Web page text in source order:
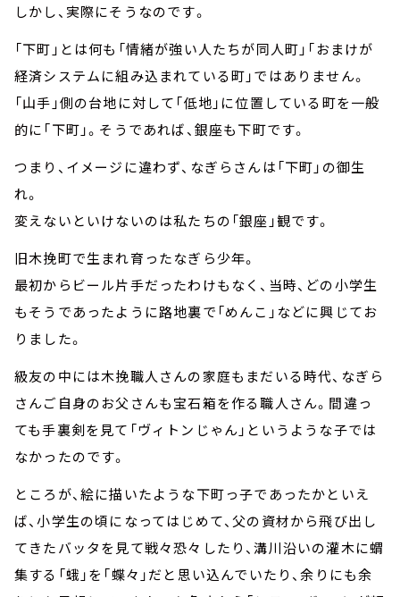
しかし、実際にそうなのです。
「下町」とは何も「情緒が強い人たちが同人町」「おまけが
経済システムに組み込まれている町」ではありません。
「山手」側の台地に対して「低地」に位置している町を一般
的に「下町」。そうであれば、銀座も下町です。
つまり、イメージに違わず、なぎらさんは「下町」の御生
れ。
変えないといけないのは私たちの「銀座」観です。
旧木挽町で生まれ育ったなぎら少年。
最初からビール片手だったわけもなく、当時、どの小学生
もそうであったように路地裏で「めんこ」などに興じてお
りました。
級友の中には木挽職人さんの家庭もまだいる時代、なぎら
さんご自身のお父さんも宝石箱を作る職人さん。間違っ
ても手裏剣を見て「ヴィトンじゃん」というような子では
なかったのです。
ところが、絵に描いたような下町っ子であったかといえ
ば、小学生の頃になってはじめて、父の資材から飛び出し
てきたバッタを見て戦々恐々したり、溝川沿いの灌木に蝟
集する「蛾」を「蝶々」だと思い込んでいたり、余りにも余